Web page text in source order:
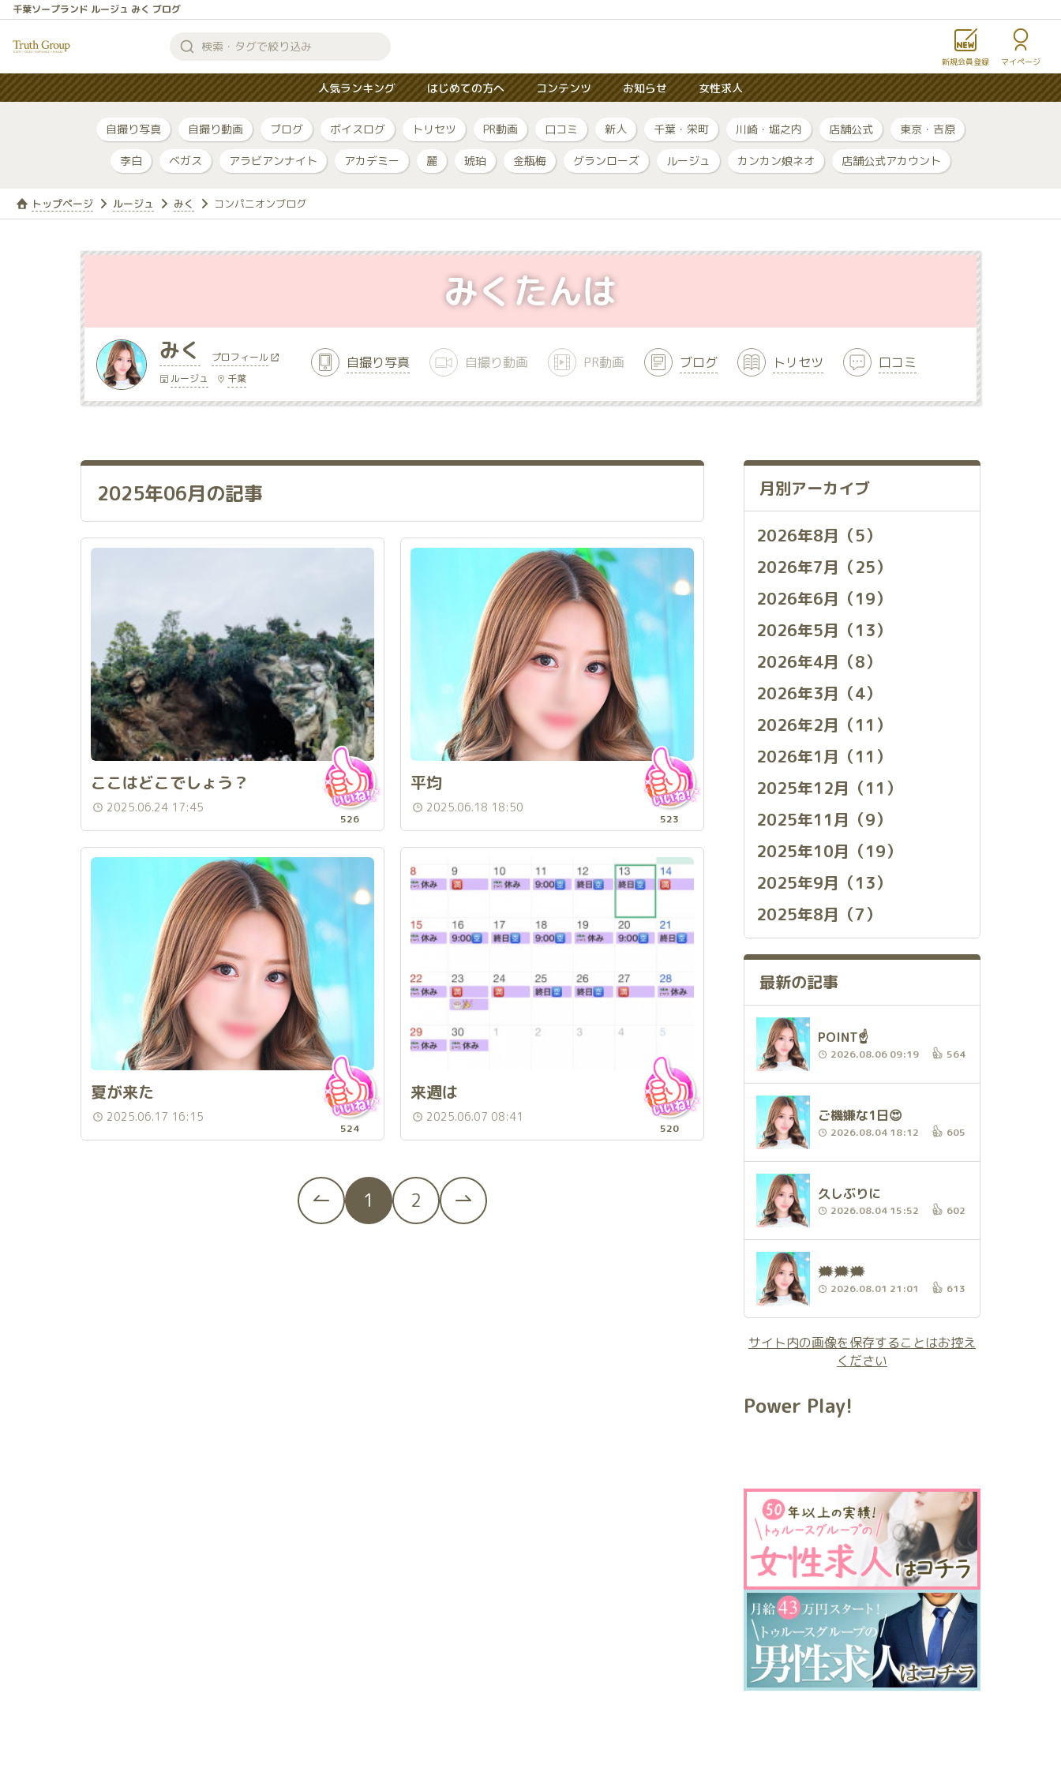
千葉ソープランド ルージュ みく ブログ
索
す
る
新規会員登録 マイページ
人気ランキング はじめての方へ コンテンツ お知らせ 女性求人
自撮り写真 自撮り動画 ブログ ボイスログ トリセツ PR動画 口コミ 新人 千葉・栄町 川崎・堀之内 店舗公式 東京・吉原
李白 ベガス アラビアンナイト アカデミー 麗 琥珀 金瓶梅 グランローズ ルージュ カンカン娘ネオ 店舗公式アカウント
トップページ ルージュ みく コンパニオンブログ
みく
プロフィール
ルージュ
千葉
自撮り写真 自撮り動画 PR動画 ブログ トリセツ 口コミ
みくたんは
2025年06月の記事
ここはどこでしょう？
2025.06.24 17:45
526
平均
2025.06.18 18:50
523
夏が来た
2025.06.17 16:15
524
来週は
2025.06.07 08:41
520
1 2
月別アーカイブ
2026年8月（5）
2026年7月（25）
2026年6月（19）
2026年5月（13）
2026年4月（8）
2026年3月（4）
2026年2月（11）
2026年1月（11）
2025年12月（11）
2025年11月（9）
2025年10月（19）
2025年9月（13）
2025年8月（7）
最新の記事
POINT☝️
2026.08.06 09:19 564
ご機嫌な1日😍
2026.08.04 18:12 605
久しぶりに
2026.08.04 15:52 602
🗯️🗯️🗯️
2026.08.01 21:01 613
サイト内の画像を保存することはお控え
ください
Power Play!